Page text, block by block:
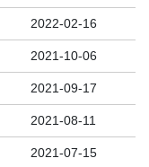
2022-02-16
2021-10-06
2021-09-17
2021-08-11
2021-07-15